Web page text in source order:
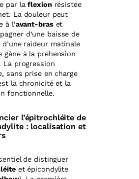
par laflexionrésistée
La douleur peut
à l’avant-braset
d’une baisse de
raideur matinale
gêne à la préhension
La progression
sans prise en charge
la chronicité et la
fonctionnelle.
l’épitrochléite de
: localisation et
de distinguer
et épicondylite